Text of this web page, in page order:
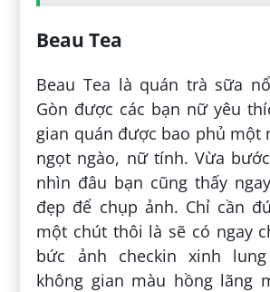
Beau Tea
Beau Tea là quán trà sữa
Gòn được các bạn nữ yêu
gian quán được bao phủ một
ngọt ngào, nữ tính. Vừa
nhìn đâu bạn cũng thấy
đẹp để chụp ảnh. Chỉ cần
một chút thôi là sẽ có ngay
bức ảnh checkin xinh
không gian màu hồng lãng